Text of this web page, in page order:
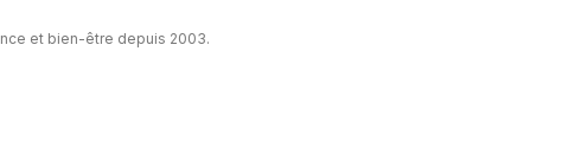
et bien-être depuis 2003.